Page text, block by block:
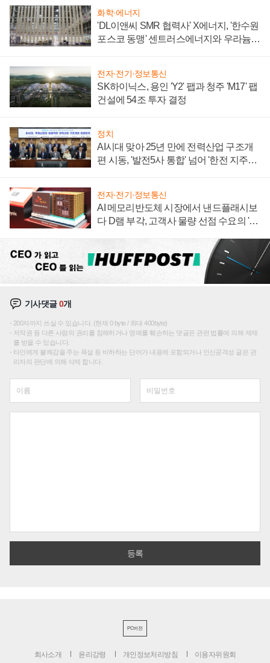
화학·에너지
'DL이앤씨 SMR 협력사' X에너지, '한수원
포스코 동맹' 센트러스에너지와 우라늄
전자·전기·정보통신
SK하이닉스, 용인 'Y2' 팹과 청주 'M17' 팹
건설에 54조 투자 결정
정치
AI시대 맞아 25년 만에 전력산업 구조개
편 시동, '발전5사 통합' 넘어 '한전 지주사'
전자·전기·정보통신
AI 메모리반도체 시장에서 낸드플래시보
다 D램 부각, 고객사 물량 선점 수요의 '우
기사댓글0개
200자까지 쓰실 수 있습니다. (현재 0 byte / 최대 400byte)
저작권 등 다른 사람의 권리를 침해하거나 명예를 훼손하는 댓글은 관련 법률에 의해 제재
를 받을 수 있습니다.
타인에게 불쾌감을 주는 욕설 등 비하하는 단어가 내용에 포함되거나 인신공격성 글은 관
리자의 판단에 의해 삭제 합니다.
PC버전
회사소개 윤리강령 개인정보처리방침 이용자위원회